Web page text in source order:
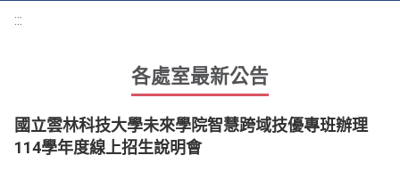
:::
各處室最新公告
國立雲林科技大學未來學院智慧跨域技優專班辦理
114學年度線上招生說明會